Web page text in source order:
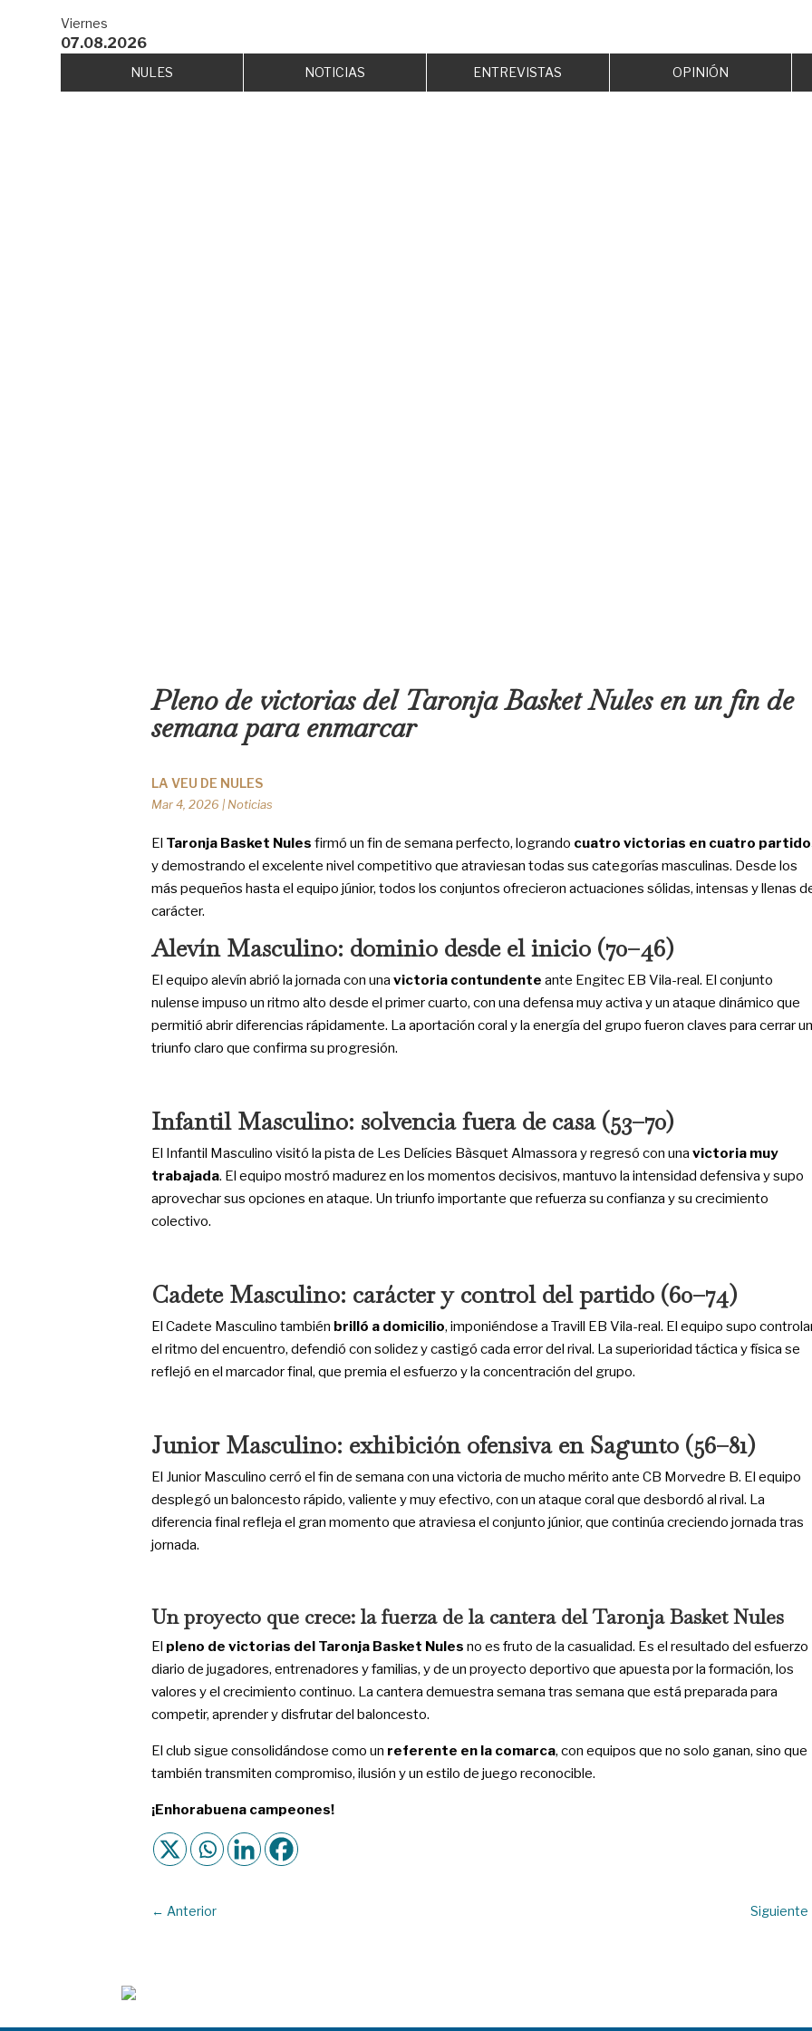
Viernes
07.08.2026
NULES NOTICIAS ENTREVISTAS OPINIÓN
Pleno de victorias del Taronja Basket Nules en un fin de
semana para enmarcar
LA VEU DE NULES
Mar 4, 2026 | Noticias
El Taronja Basket Nules firmó un fin de semana perfecto, logrando cuatro victorias en cuatro
y demostrando el excelente nivel competitivo que atraviesan todas sus categorías masculinas. Desde los
más pequeños hasta el equipo júnior, todos los conjuntos ofrecieron actuaciones sólidas, intensas y llenas
carácter.
Alevín Masculino: dominio desde el inicio (70–46)
El equipo alevín abrió la jornada con una victoria contundente ante Engitec EB Vila-real. El conjunto
nulense impuso un ritmo alto desde el primer cuarto, con una defensa muy activa y un ataque dinámico que
permitió abrir diferencias rápidamente. La aportación coral y la energía del grupo fueron claves para cerrar un
triunfo claro que confirma su progresión.
Infantil Masculino: solvencia fuera de casa (53–70)
El Infantil Masculino visitó la pista de Les Delícies Bàsquet Almassora y regresó con una victoria muy
trabajada. El equipo mostró madurez en los momentos decisivos, mantuvo la intensidad defensiva y supo
aprovechar sus opciones en ataque. Un triunfo importante que refuerza su confianza y su crecimiento
colectivo.
Cadete Masculino: carácter y control del partido (60–74)
El Cadete Masculino también brilló a domicilio, imponiéndose a Travill EB Vila-real. El equipo supo
el ritmo del encuentro, defendió con solidez y castigó cada error del rival. La superioridad táctica y física se
reflejó en el marcador final, que premia el esfuerzo y la concentración del grupo.
Junior Masculino: exhibición ofensiva en Sagunto (56–81)
El Junior Masculino cerró el fin de semana con una victoria de mucho mérito ante CB Morvedre B. El equipo
desplegó un baloncesto rápido, valiente y muy efectivo, con un ataque coral que desbordó al rival. La
diferencia final refleja el gran momento que atraviesa el conjunto júnior, que continúa creciendo jornada tras
jornada.
Un proyecto que crece: la fuerza de la cantera del Taronja BasketNules
El pleno de victorias del Taronja Basket Nules no es fruto de la casualidad. Es el resultado del esfuerzo
diario de jugadores, entrenadores y familias, y de un proyecto deportivo que apuesta por la formación, los
valores y el crecimiento continuo. La cantera demuestra semana tras semana que está preparada para
competir, aprender y disfrutar del baloncesto.
El club sigue consolidándose como un referente en la comarca, con equipos que no solo ganan, sino que
también transmiten compromiso, ilusión y un estilo de juego reconocible.
¡Enhorabuena campeones!
← Anterior Siguiente